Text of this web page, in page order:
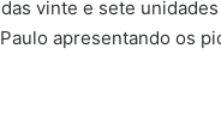
vinte e sete
apresentando os